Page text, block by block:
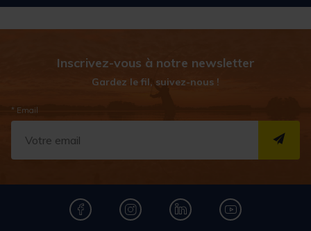
Inscrivez-vous à notre newsletter
Gardez le fil, suivez-nous !
* Email